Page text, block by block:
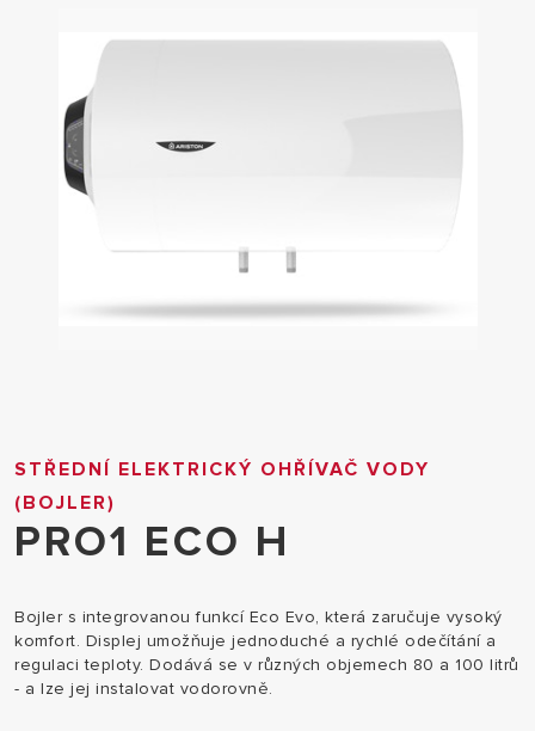
STŘEDNÍ ELEKTRICKÝ OHŘÍVAČ VODY
(BOJLER)
PRO1 ECO H
Bojler s integrovanou funkcí Eco Evo, která zaručuje vysoký
komfort. Displej umožňuje jednoduché a rychlé odečítání a
regulaci teploty. Dodává se v různých objemech 80 a 100 litrů
- a lze jej instalovat vodorovně.